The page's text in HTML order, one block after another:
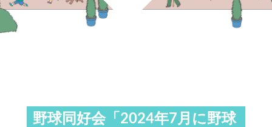
野球同好会「2024年7月に野球